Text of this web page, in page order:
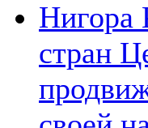
Нигора
стран